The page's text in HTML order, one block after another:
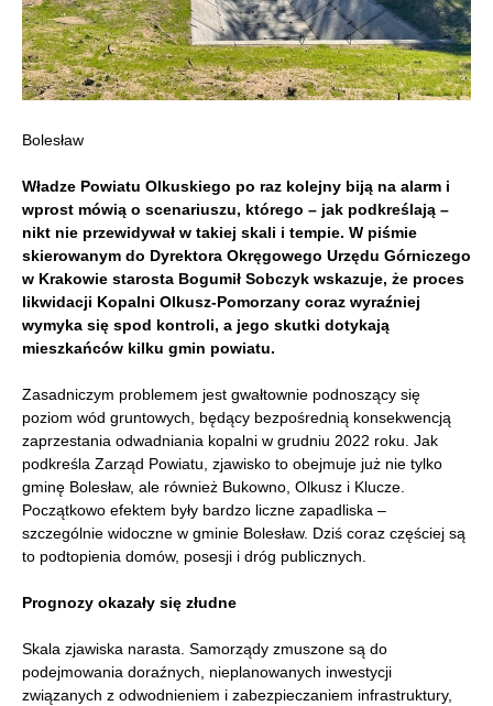
Bolesław
Władze Powiatu Olkuskiego po raz kolejny biją na alarm i
wprost mówią o scenariuszu, którego – jak podkreślają –
nikt nie przewidywał w takiej skali i tempie. W piśmie
skierowanym do Dyrektora Okręgowego Urzędu Górniczego
w Krakowie starosta Bogumił Sobczyk wskazuje, że proces
likwidacji Kopalni Olkusz-Pomorzany coraz wyraźniej
wymyka się spod kontroli, a jego skutki dotykają
mieszkańców kilku gmin powiatu.
Zasadniczym problemem jest gwałtownie podnoszący się
poziom wód gruntowych, będący bezpośrednią konsekwencją
zaprzestania odwadniania kopalni w grudniu 2022 roku. Jak
podkreśla Zarząd Powiatu, zjawisko to obejmuje już nie tylko
gminę Bolesław, ale również Bukowno, Olkusz i Klucze.
Początkowo efektem były bardzo liczne zapadliska –
szczególnie widoczne w gminie Bolesław. Dziś coraz częściej są
to podtopienia domów, posesji i dróg publicznych.
Prognozy okazały się złudne
Skala zjawiska narasta. Samorządy zmuszone są do
podejmowania doraźnych, nieplanowanych inwestycji
związanych z odwodnieniem i zabezpieczaniem infrastruktury,